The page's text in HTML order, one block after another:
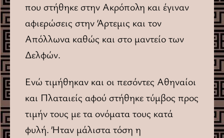
που στήθηκε στην Ακρόπολη και έγιναν
αφιερώσεις στην Άρτεμις και τον
Απόλλωνα καθώς και στο μαντείο των
Δελφών.
Ενώ τιμήθηκαν και οι πεσόντες Αθηναίοι
και Πλαταιείς αφού στήθηκε τύμβος προς
τιμήν τους με τα ονόματα τους κατά
φυλή. Ήταν μάλιστα τόση η